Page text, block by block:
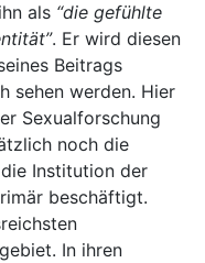
als “die gefühlte
. Er wird diesen
Beitrags
sehen werden. Hier
Sexualforschung
noch die
Institution der
beschäftigt.
In ihren